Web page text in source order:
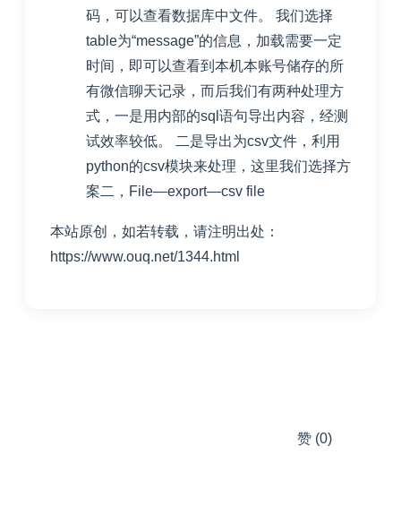
码，可以查看数据库中文件。 我们选择
table为“message”的信息，加载需要一定
时间，即可以查看到本机本账号储存的所
有微信聊天记录，而后我们有两种处理方
式，一是用内部的sql语句导出内容，经测
试效率较低。 二是导出为csv文件，利用
python的csv模块来处理，这里我们选择方
案二，File—export—csv file
本站原创，如若转载，请注明出处：
https://www.ouq.net/1344.html
赞 (0)